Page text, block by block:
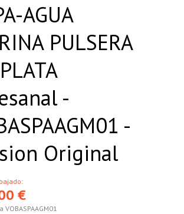
AGUA
PULSERA
-
-
Original
€
VOBASPAAGM01